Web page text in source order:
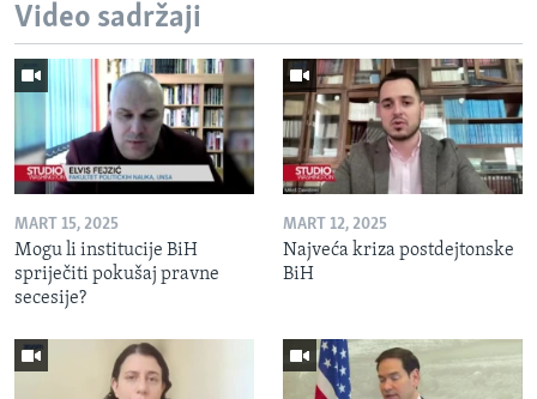
Video sadržaji
MART 15, 2025
Mogu li institucije BiH
spriječiti pokušaj pravne
secesije?
MART 12, 2025
Najveća kriza postdejtonske
BiH